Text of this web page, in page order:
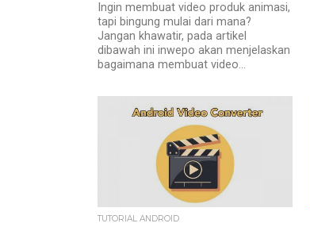
Ingin membuat video produk animasi,
tapi bingung mulai dari mana?
Jangan khawatir, pada artikel
dibawah ini inwepo akan menjelaskan
bagaimana membuat video...
TUTORIAL ANDROID